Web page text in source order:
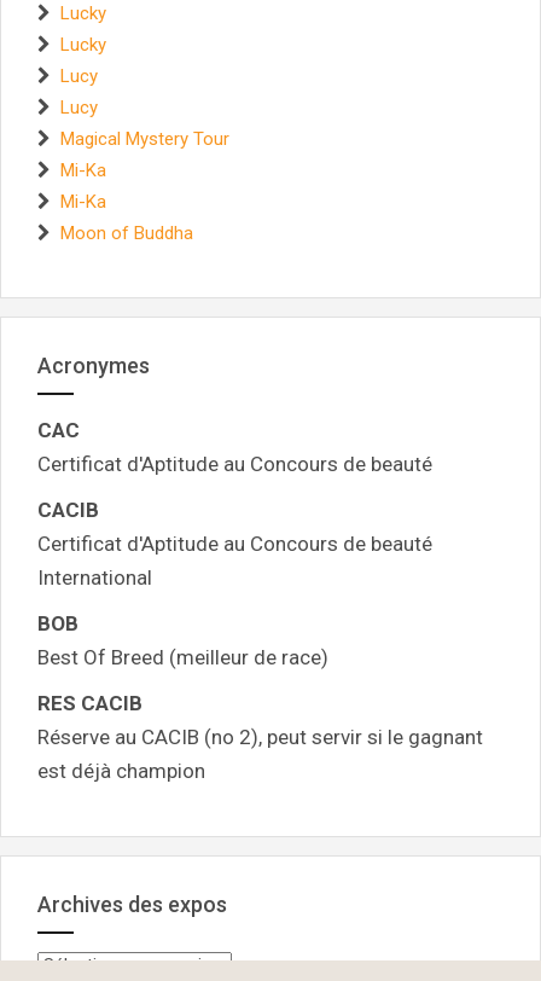
Lucky
Lucky
Lucy
Lucy
Magical Mystery Tour
Mi-Ka
Mi-Ka
Moon of Buddha
Acronymes
CAC
Certificat d'Aptitude au Concours de beauté
CACIB
Certificat d'Aptitude au Concours de beauté
International
BOB
Best Of Breed (meilleur de race)
RES CACIB
Réserve au CACIB (no 2), peut servir si le gagnant
est déjà champion
Archives des expos
Archives